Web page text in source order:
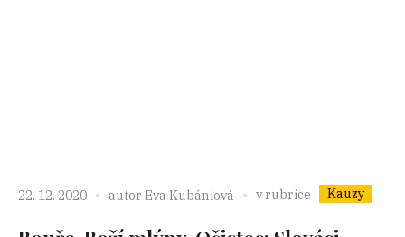
22. 12. 2020 autor Eva Kubániová v rubrice Kauzy